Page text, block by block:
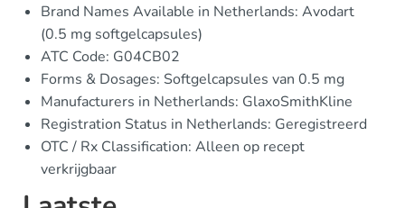
Brand Names Available in Netherlands: Avodart
(0.5 mg softgelcapsules)
ATC Code: G04CB02
Forms & Dosages: Softgelcapsules van 0.5 mg
Manufacturers in Netherlands: GlaxoSmithKline
Registration Status in Netherlands: Geregistreerd
OTC / Rx Classification: Alleen op recept
verkrijgbaar